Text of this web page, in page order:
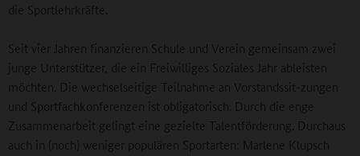
die Sportlehrkräfte.
Seit vier Jahren finanzieren Schule und Verein gemeinsam zwei
junge Unterstützer, die ein Freiwilliges Soziales Jahr ableisten
möchten. Die wechselseitige Teilnahme an Vorstandssit-zungen
und Sportfachkonferenzen ist obligatorisch. Durch die enge
Zusammenarbeit gelingt eine gezielte Talentförderung. Durchaus
auch in (noch) weniger populären Sportarten: Marlene Klupsch